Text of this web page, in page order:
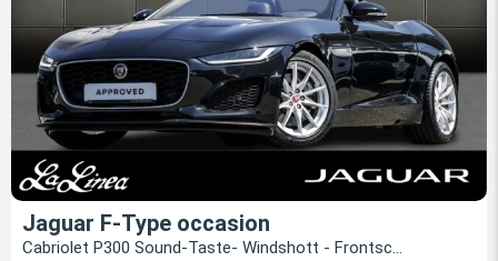
Jaguar F-Type occasion
Cabriolet P300 Sound-Taste- Windshott - Frontsc...